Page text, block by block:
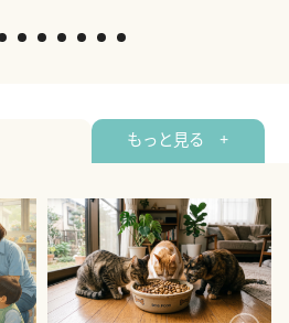
もっと見る +